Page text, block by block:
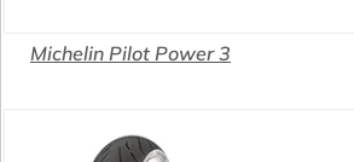
Michelin Pilot Power 3